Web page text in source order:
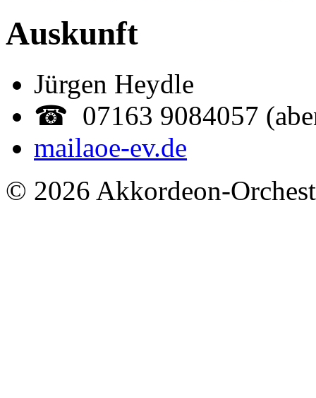
Auskunft
Jürgen Heydle
☎ 07163 9084057
mailaoe-ev.de
© 2026 Akkordeon-